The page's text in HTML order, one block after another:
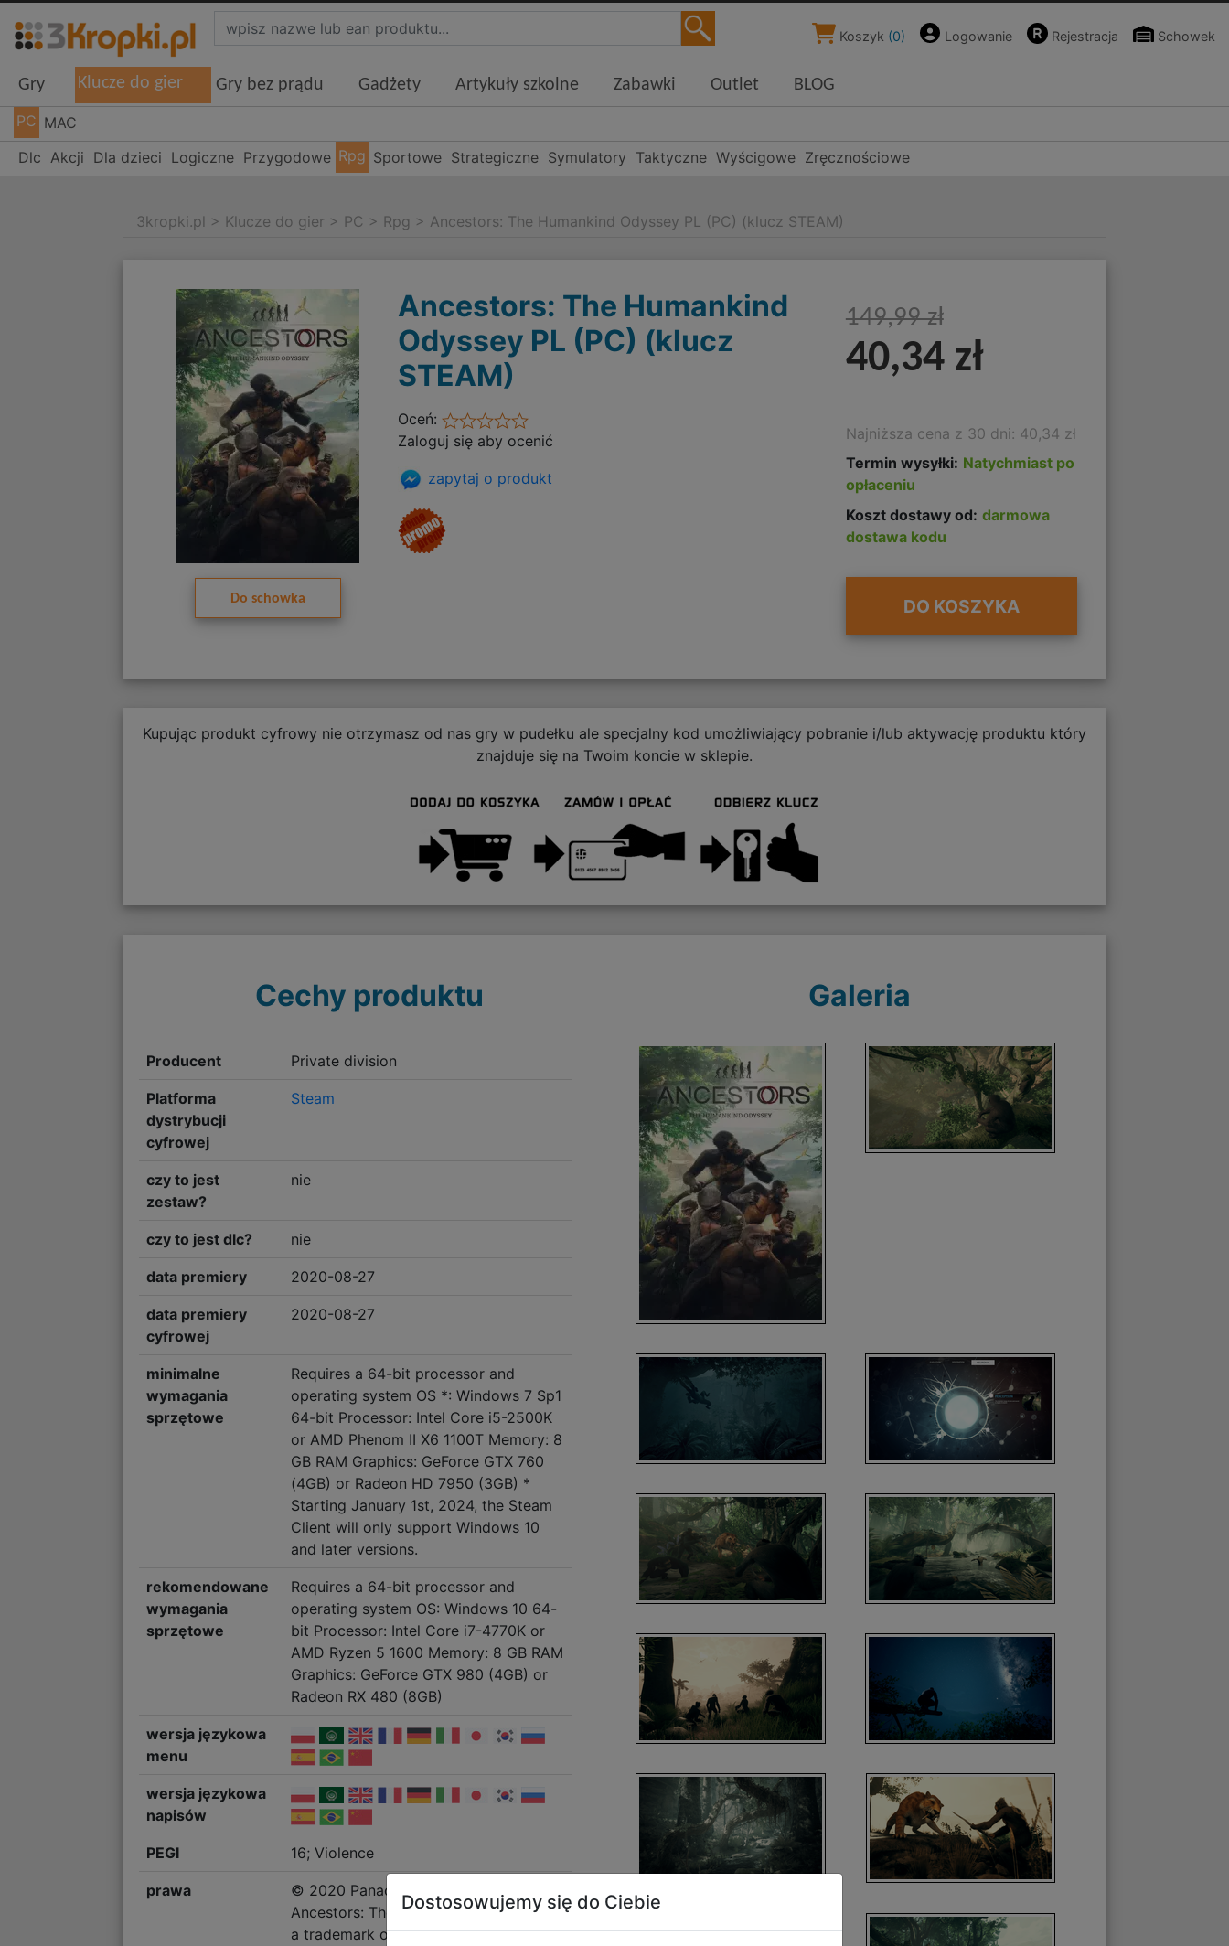
Koszyk (0) Logowanie Rejestracja Schowek
Gry Klucze do gier Gry bez prądu Gadżety Artykuły szkolne Zabawki Outlet
BLOG
PC MAC
Dlc Akcji Dla dzieci Logiczne Przygodowe Rpg Sportowe Strategiczne Symulatory Taktyczne Wyścigowe Zręcznościowe
3kropki.pl > Klucze do gier > PC > Rpg > Ancestors: The Humankind Odyssey PL (PC) (klucz STEAM)
Do schowka
Ancestors: The Humankind
Odyssey PL (PC) (klucz
STEAM)
Oceń:
Zaloguj się aby ocenić
zapytaj o produkt
149,99 zł
40,34 zł
Najniższa cena z 30 dni: 40,34 zł
Termin wysyłki: Natychmiast po
opłaceniu
Koszt dostawy od: darmowa
dostawa kodu
DO KOSZYKA
Kupując produkt cyfrowy nie otrzymasz od nas gry w pudełku ale specjalny kod umożliwiający pobranie i/lub aktywację produktu który
znajduje się na Twoim koncie w sklepie.
Cechy produktu
Producent Private division
Platforma
dystrybucji
cyfrowej
Steam
czy to jest
zestaw?
nie
czy to jest dlc? nie
data premiery 2020-08-27
data premiery
cyfrowej
2020-08-27
minimalne
wymagania
sprzętowe
Requires a 64-bit processor and
operating system OS *: Windows 7 Sp1
64-bit Processor: Intel Core i5-2500K
or AMD Phenom II X6 1100T Memory: 8
GB RAM Graphics: GeForce GTX 760
(4GB) or Radeon HD 7950 (3GB) *
Starting January 1st, 2024, the Steam
Client will only support Windows 10
and later versions.
rekomendowane
wymagania
sprzętowe
Requires a 64-bit processor and
operating system OS: Windows 10 64-
bit Processor: Intel Core i7-4770K or
AMD Ryzen 5 1600 Memory: 8 GB RAM
Graphics: GeForce GTX 980 (4GB) or
Radeon RX 480 (8GB)
wersja językowa
menu
wersja językowa
napisów
PEGI 16; Violence
prawa
© 2020 Panache Digital Games, Inc.
Ancestors: The Humankind Odyssey is
a trademark of Panache Digital Games,
Galeria
Dostosowujemy się do Ciebie